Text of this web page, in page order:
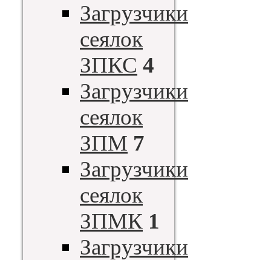
Загрузчики
сеялок
ЗПКС 4
Загрузчики
сеялок
ЗПМ 7
Загрузчики
сеялок
ЗПМК 1
Загрузчики